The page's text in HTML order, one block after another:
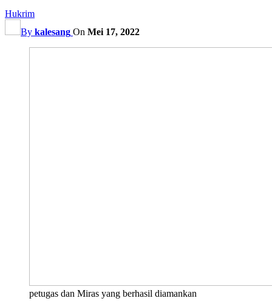
Hukrim
By kalesang On Mei 17, 2022
petugas dan Miras yang berhasil diamankan